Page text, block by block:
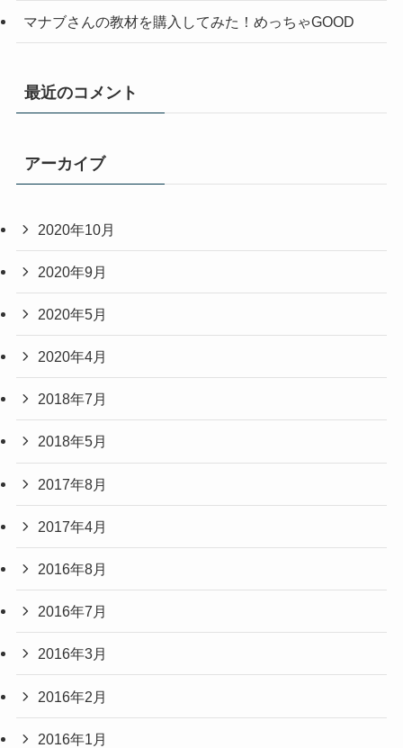
マナブさんの教材を購入してみた！めっちゃGOOD
最近のコメント
アーカイブ
2020年10月
2020年9月
2020年5月
2020年4月
2018年7月
2018年5月
2017年8月
2017年4月
2016年8月
2016年7月
2016年3月
2016年2月
2016年1月